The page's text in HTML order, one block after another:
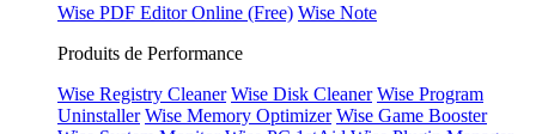
Wise PDF Editor Online (Free) Wise Note
Produits de Performance
Wise Registry Cleaner Wise Disk Cleaner Wise Program
Uninstaller Wise Memory Optimizer Wise Game Booster